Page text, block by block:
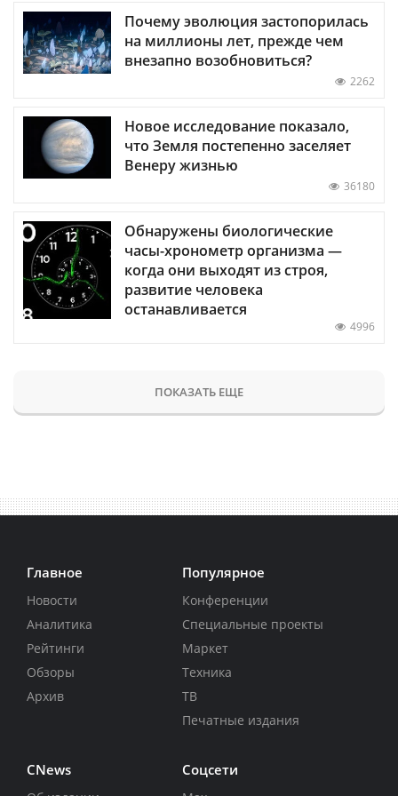
Почему эволюция застопорилась
на миллионы лет, прежде чем
внезапно возобновиться?
2262
Новое исследование показало,
что Земля постепенно заселяет
Венеру жизнью
36180
Обнаружены биологические
часы-хронометр организма —
когда они выходят из строя,
развитие человека
останавливается
4996
ПОКАЗАТЬ ЕЩЕ
Главное
Новости
Аналитика
Рейтинги
Обзоры
Архив
Популярное
Конференции
Специальные проекты
Маркет
Техника
ТВ
Печатные издания
CNews Соцсети